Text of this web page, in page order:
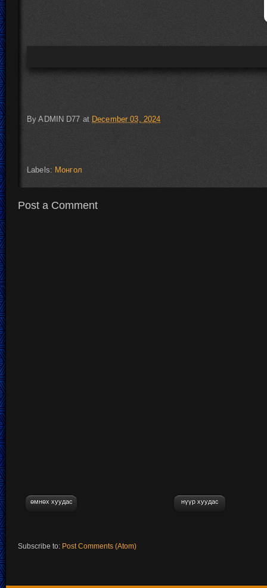
ByADMIN D77 at December 03, 2024
Labels: Монгол
Post a Comment
өмнөх хуудас нүүр хуудас
Subscribe to: Post Comments (Atom)